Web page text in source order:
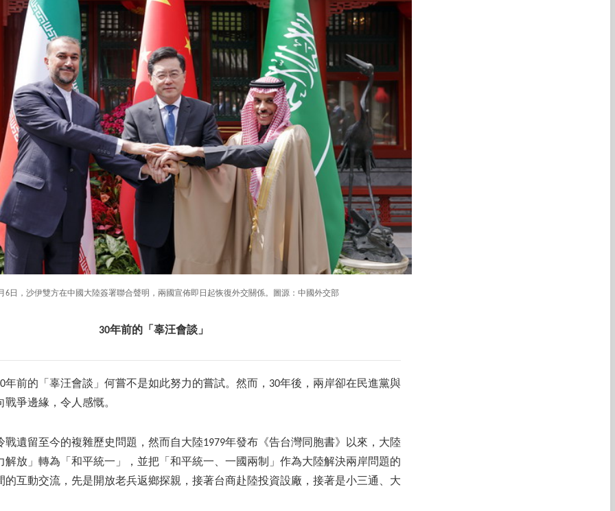
6日，沙伊雙方在中國大陸簽署聯合聲明，兩國宣佈即日起恢復外交關係。圖源：中國外交部
30年前的「辜汪會談」
年前的「辜汪會談」何嘗不是如此努力的嘗試。然而，30年後，兩岸卻在民進黨與
爭邊緣，令人感慨。
戰遺留至今的複雜歷史問題，然而自大陸1979年發布《告台灣同胞書》以來，大陸
解放」轉為「和平統一」，並把「和平統一、一國兩制」作為大陸解決兩岸問題的
的互動交流，先是開放老兵返鄉探親，接著台商赴陸投資設廠，接著是小三通、大